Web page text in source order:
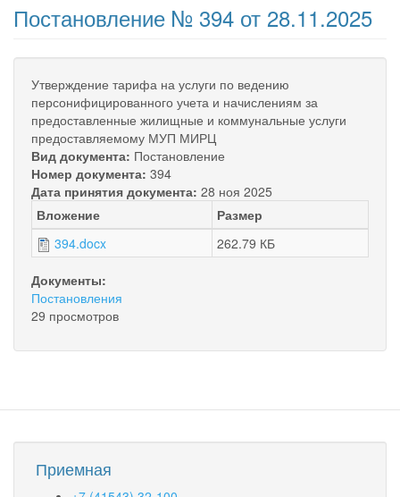
Постановление № 394 от 28.11.2025
Утверждение тарифа на услуги по ведению
персонифицированного учета и начислениям за
предоставленные жилищные и коммунальные услуги
предоставляемому МУП МИРЦ
Вид документа: Постановление
Номер документа: 394
Дата принятия документа: 28 ноя 2025
Вложение
Размер
394.docx
262.79 КБ
Документы:
Постановления
29 просмотров
Приемная